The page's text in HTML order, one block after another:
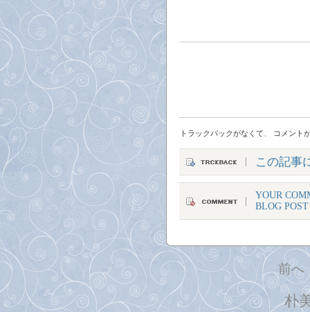
トラックバックがなくて コメント
この記事
YOUR
BLOG POST
前へ
朴